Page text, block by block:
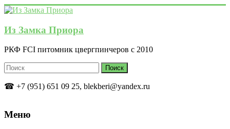
Перейти
содержимому
Из Замка Приора
РКФ FCI питомник цвергпинчеров с 2010
☎ +7 (951) 651 09 25, blekberi@yandex.ru
Меню